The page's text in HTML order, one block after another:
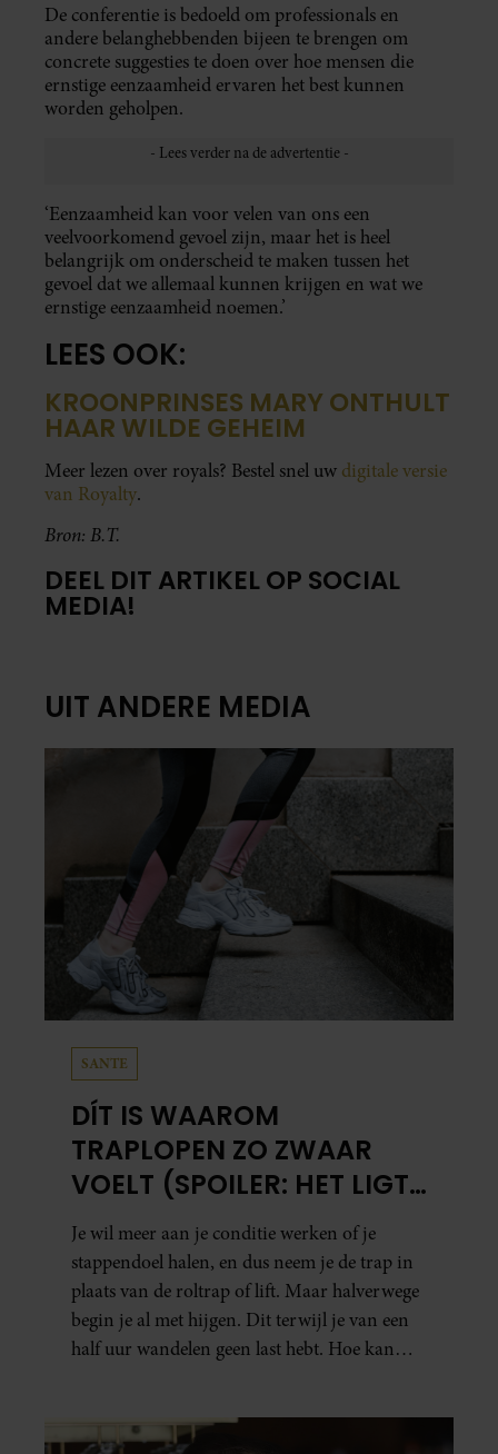
De conferentie is bedoeld om professionals en
andere belanghebbenden bijeen te brengen om
concrete suggesties te doen over hoe mensen die
ernstige eenzaamheid ervaren het best kunnen
worden geholpen.
‘Eenzaamheid kan voor velen van ons een
veelvoorkomend gevoel zijn, maar het is heel
belangrijk om onderscheid te maken tussen het
gevoel dat we allemaal kunnen krijgen en wat we
ernstige eenzaamheid noemen.’
LEES OOK:
KROONPRINSES MARY ONTHULT
HAAR WILDE GEHEIM
Meer lezen over royals? Bestel snel uw digitale versie
van Royalty.
Bron: B.T.
DEEL DIT ARTIKEL OP SOCIAL
MEDIA!
UIT ANDERE MEDIA
SANTE
DÍT IS WAAROM
TRAPLOPEN ZO ZWAAR
VOELT (SPOILER: HET LIGT
NIET AAN JE CONDITIE)
Je wil meer aan je conditie werken of je
stappendoel halen, en dus neem je de trap in
plaats van de roltrap of lift. Maar halverwege
begin je al met hijgen. Dit terwijl je van een
half uur wandelen geen last hebt. Hoe kan